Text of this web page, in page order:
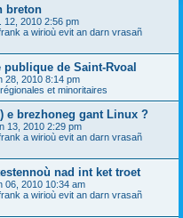
breton
12, 2010 2:56 pm
a wirioù evit an darn vrasañ
de Saint-Rvoal
28, 2010 8:14 pm
et minoritaires
e brezhoneg gant Linux ?
13, 2010 2:29 pm
a wirioù evit an darn vrasañ
nad int ket troet
06, 2010 10:34 am
a wirioù evit an darn vrasañ